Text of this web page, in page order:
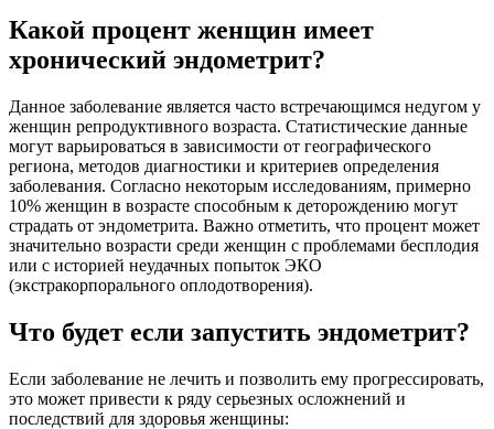
Какой процент женщин имеет
хронический эндометрит?
Данное заболевание является часто встречающимся недугом у
женщин репродуктивного возраста. Статистические данные
могут варьироваться в зависимости от географического
региона, методов диагностики и критериев определения
заболевания. Согласно некоторым исследованиям, примерно
10% женщин в возрасте способным к деторождению могут
страдать от эндометрита. Важно отметить, что процент может
значительно возрасти среди женщин с проблемами бесплодия
или с историей неудачных попыток ЭКО
(экстракорпорального оплодотворения).
Что будет если запустить эндометрит?
Если заболевание не лечить и позволить ему прогрессировать,
это может привести к ряду серьезных осложнений и
последствий для здоровья женщины: